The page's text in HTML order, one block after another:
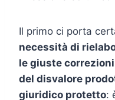
Il primo ci porta
necessità di
le giuste
del disvalore
giuridico protetto: